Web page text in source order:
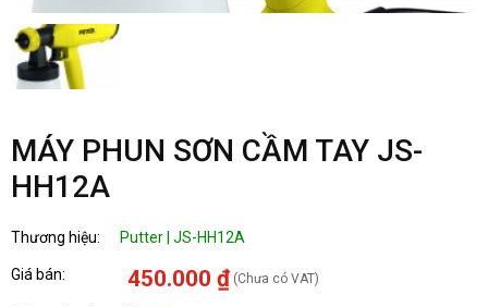
MÁY PHUN SƠN CẦM TAY JS-
HH12A
Thương hiệu: Putter | JS-HH12A
Giá bán: 450.000 ₫ (Chưa có VAT)